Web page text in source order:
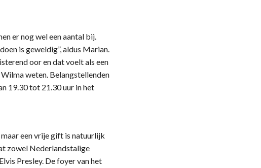
er nog wel een aantal bij.
is geweldig”, aldus Marian.
oor en dat voelt als een
weten. Belangstellenden
19.30 tot 21.30 uur in het
een vrije gift is natuurlijk
zowel Nederlandstalige
Presley. De foyer van het